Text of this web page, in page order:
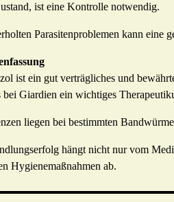
ist eine Kontrolle notwendig.
Parasitenproblemen kann eine
ist ein gut verträgliches und
bei Giardien ein wichtiges
liegen bei bestimmten
hängt nicht nur vom
Hygienemaßnahmen ab.